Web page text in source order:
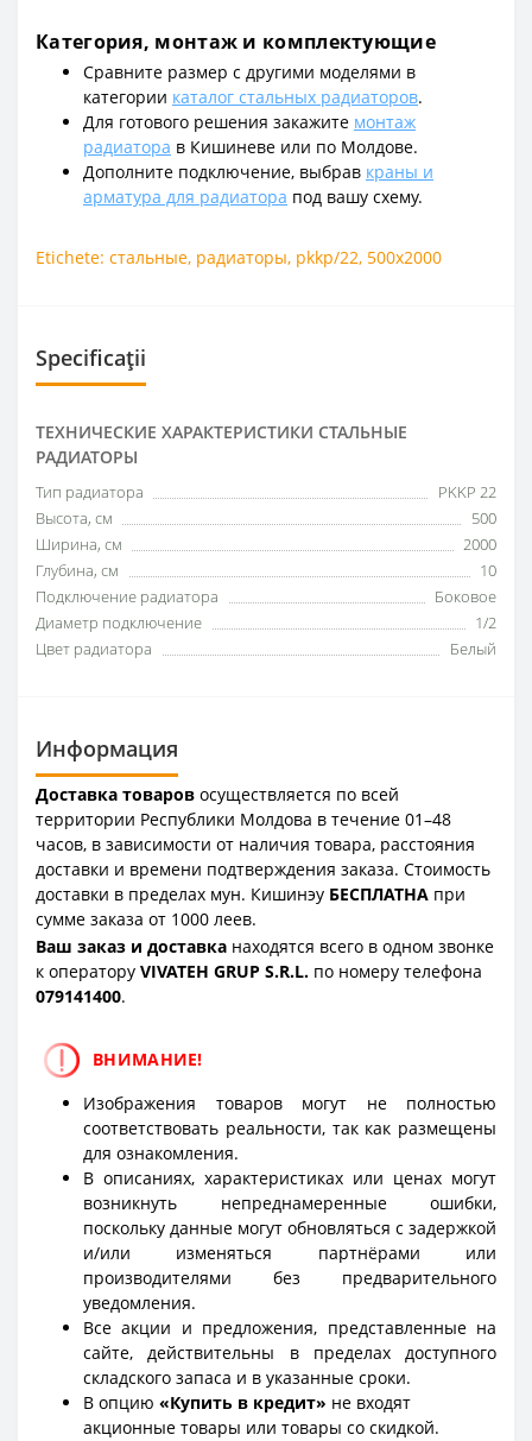
Категория, монтаж и комплектующие
Сравните размер с другими моделями в
категории каталог стальных радиаторов.
Для готового решения закажите монтаж
радиатора в Кишиневе или по Молдове.
Дополните подключение, выбрав краны и
арматура для радиатора под вашу схему.
Etichete: стальные, радиаторы, pkkp/22, 500x2000
Specificații
ТЕХНИЧЕСКИЕ ХАРАКТЕРИСТИКИ СТАЛЬНЫЕ
РАДИАТОРЫ
Тип радиатора
PKKP 22
Высота, см
500
Ширина, см
2000
Глубина, см
10
Подключение радиатора
Боковое
Диаметр подключение
1/2
Цвет радиатора
Белый
Информация
Доставка товаров осуществляется по всей
территории Республики Молдова в течение 01–48
часов, в зависимости от наличия товара, расстояния
доставки и времени подтверждения заказа. Стоимость
доставки в пределах мун. Кишинэу БЕСПЛАТНА при
сумме заказа от 1000 леев.
Ваш заказ и доставка находятся всего в одном звонке
к оператору VIVATEH GRUP S.R.L. по номеру телефона
079141400.
ВНИМАНИЕ!
Изображения товаров могут не полностью
соответствовать реальности, так как размещены
для ознакомления.
В описаниях, характеристиках или ценах могут
возникнуть непреднамеренные ошибки,
поскольку данные могут обновляться с задержкой
и/или изменяться партнёрами или
производителями без предварительного
уведомления.
Все акции и предложения, представленные на
сайте, действительны в пределах доступного
складского запаса и в указанные сроки.
В опцию «Купить в кредит» не входят
акционные товары или товары со скидкой.